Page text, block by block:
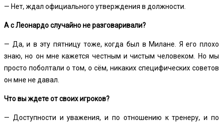
— Нет, ждал официального утверждения в должности.
А с Леонардо случайно не разговаривали?
— Да, и в эту пятницу тоже, когда был в Милане. Я его плохо
знаю, но он мне кажется честным и чистым человеком. Но мы
просто поболтали о том, о сём, никаких специфических советов
он мне не давал.
Что вы ждете от своих игроков?
— Доступности и уважения, и по отношению к тренеру, и по